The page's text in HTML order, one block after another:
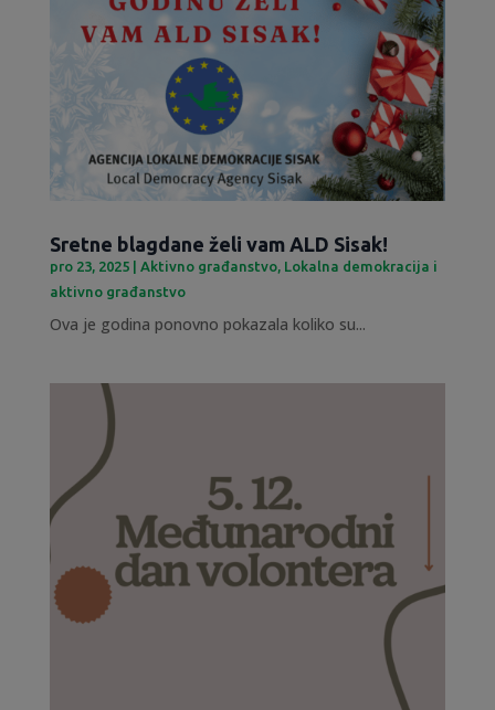
Sretne blagdane želi vam ALD Sisak!
pro 23, 2025| Aktivno građanstvo, Lokalna demokracija i
aktivno građanstvo
Ova je godina ponovno pokazala koliko su...